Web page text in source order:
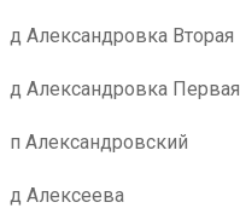
д Александровка Вторая
д Александровка Первая
п Александровский
д Алексеева